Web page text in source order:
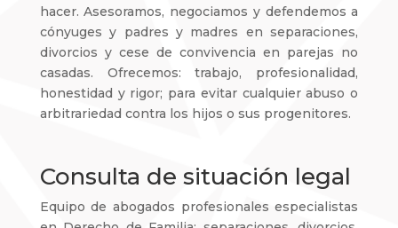
hacer. Asesoramos, negociamos y defendemos a
cónyuges y padres y madres en separaciones,
divorcios y cese de convivencia en parejas no
casadas. Ofrecemos: trabajo, profesionalidad,
honestidad y rigor; para evitar cualquier abuso o
arbitrariedad contra los hijos o sus progenitores.
Consulta de situación legal
Equipo de abogados profesionales especialistas